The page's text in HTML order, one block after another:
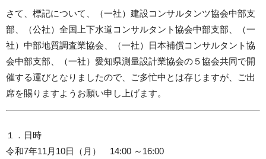
さて、標記について、（一社）建設コンサルタンツ協会中部支
部、（公社）全国上下水道コンサルタント協会中部支部、（一
社）中部地質調査業協会、（一社）日本補償コンサルタント協
会中部支部、（一社）愛知県測量設計業協会の５協会共同で開
催する運びとなりましたので、ご多忙中とは存じますが、ご出
席を賜りますようお願い申し上げます。
１．日時
令和7年11月10日（月） 14:00 ～16:00